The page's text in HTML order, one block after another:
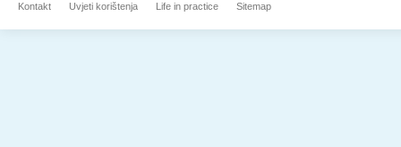
Kontakt Uvjeti korištenja Life in practice Sitemap